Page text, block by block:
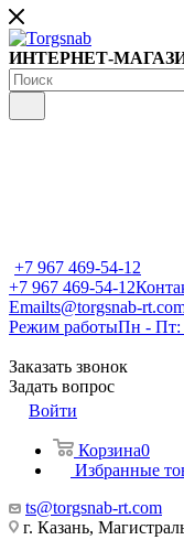
ИНТЕРНЕТ-
+7 967 469-54-12
+7 967 469-54-12
Emailts@torgsnab-
Режим работыПн - Пт:
Заказать звонок
Задать вопрос
Войти
Корзина0
Избранные
ts@torgsnab-rt.com
г. Казань,